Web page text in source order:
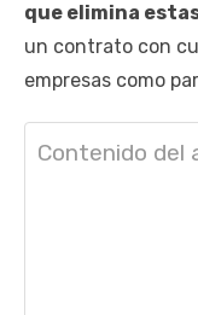
que elimina
un contrato con
empresas como
Contenido del